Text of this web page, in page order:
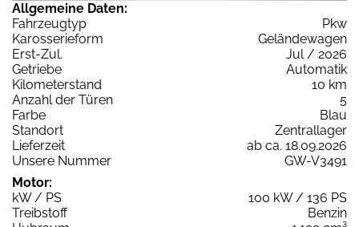
Allgemeine Daten:
Fahrzeugtyp
Pkw
Karosserieform
Geländewagen
Erst-Zul.
Jul / 2026
Getriebe
Automatik
Kilometerstand
10 km
Anzahl der Türen
5
Farbe
Blau
Standort
Zentrallager
Lieferzeit
ab ca. 18.09.2026
Unsere Nummer
GW-V3491
Motor:
kW / PS
100 kW / 136 PS
Treibstoff
Benzin